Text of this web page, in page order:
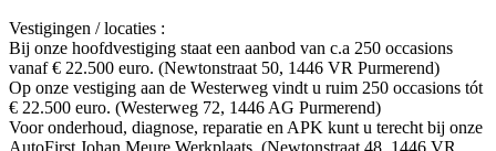
Vestigingen / locaties :
Bij onze hoofdvestiging staat een aanbod van c.a 250 occasions
vanaf € 22.500 euro. (Newtonstraat 50, 1446 VR Purmerend)
Op onze vestiging aan de Westerweg vindt u ruim 250 occasions tót
€ 22.500 euro. (Westerweg 72, 1446 AG Purmerend)
Voor onderhoud, diagnose, reparatie en APK kunt u terecht bij onze
AutoFirst Johan Meure Werkplaats. (Newtonstraat 48, 1446 VR